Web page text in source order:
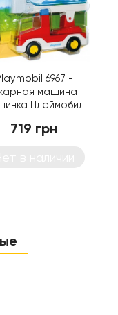
6967 -
машина -
Плеймобил
719 грн